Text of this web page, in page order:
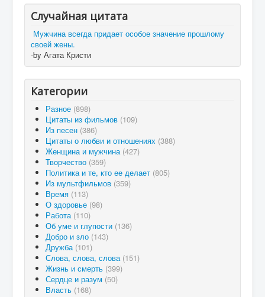
Случайная цитата
Мужчина всегда придает особое значение прошлому
своей жены.
-by Агата Кристи
Категории
Разное (898)
Цитаты из фильмов (109)
Из песен (386)
Цитаты о любви и отношениях (388)
Женщина и мужчина (427)
Творчество (359)
Политика и те, кто ее делает (805)
Из мультфильмов (359)
Время (113)
О здоровье (98)
Работа (110)
Об уме и глупости (136)
Добро и зло (143)
Дружба (101)
Слова, слова, слова (151)
Жизнь и смерть (399)
Сердце и разум (50)
Власть (168)